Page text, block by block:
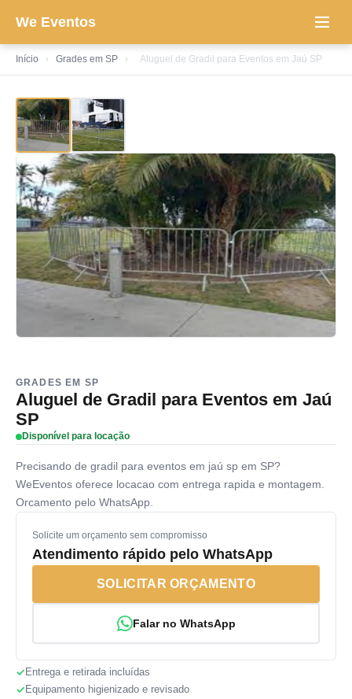
We Eventos
Início › Grades em SP › Aluguel de Gradil para Eventos em Jaú SP
GRADES EM SP
Aluguel de Gradil para Eventos em Jaú
SP
Disponível para locação
Precisando de gradil para eventos em jaú sp em SP?
WeEventos oferece locacao com entrega rapida e montagem.
Orcamento pelo WhatsApp.
Solicite um orçamento sem compromisso
Atendimento rápido pelo WhatsApp
SOLICITAR ORÇAMENTO
Falar no WhatsApp
Entrega e retirada incluídas
Equipamento higienizado e revisado